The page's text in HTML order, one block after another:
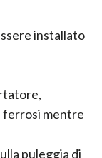
installato
ferrosi mentre
puleggia di